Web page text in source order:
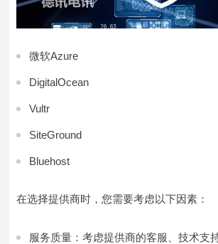
微软Azure
DigitalOcean
Vultr
SiteGround
Bluehost
在选择提供商时，您需要考虑以下因素：
服务质量：考虑提供商的客服、技术支